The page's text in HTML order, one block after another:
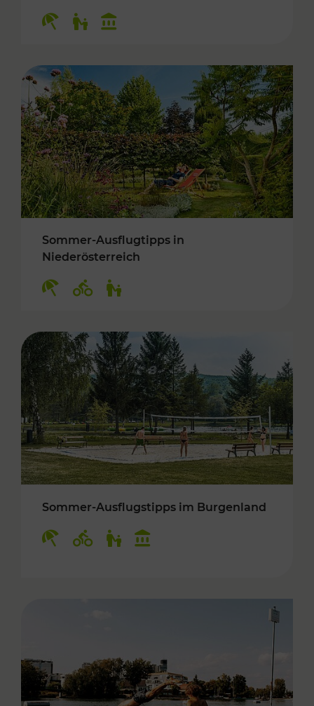
Sommer-Ausflugtipps in
Niederösterreich
Sommer-Ausflugstipps im Burgenland